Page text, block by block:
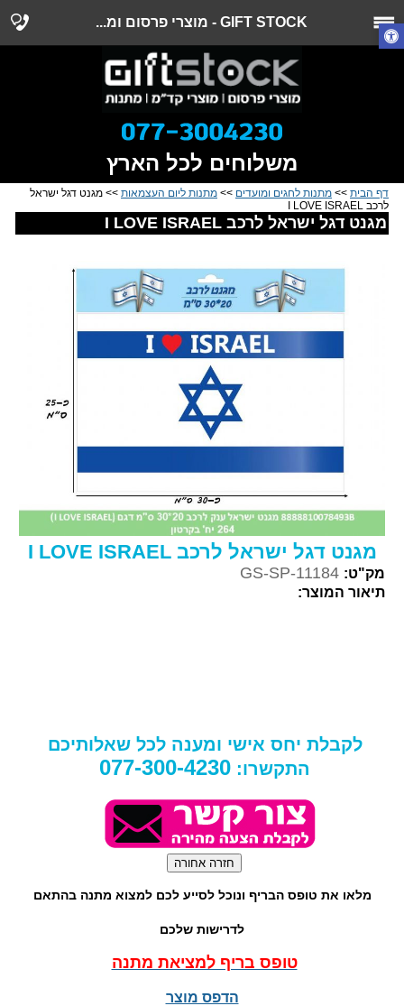
GIFT STOCK - מוצרי פרסום ומ...
משלוחים לכל הארץ
דף הבית >> מתנות לחגים ומועדים >> מתנות ליום העצמאות >> מגנט דגל ישראל
לרכב I LOVE ISRAEL
מגנט דגל ישראל לרכב I LOVE ISRAEL
מגנט דגל ישראל לרכב I LOVE ISRAEL
מק"ט: GS-SP-11184
תיאור המוצר:
לקבלת יחס אישי ומענה לכל שאלותיכם
התקשרו: 077-300-4230
מלאו את טופס הבריף ונוכל לסייע לכם למצוא מתנה בהתאם
לדרישות שלכם
טופס בריף למציאת מתנה
הדפס מוצר